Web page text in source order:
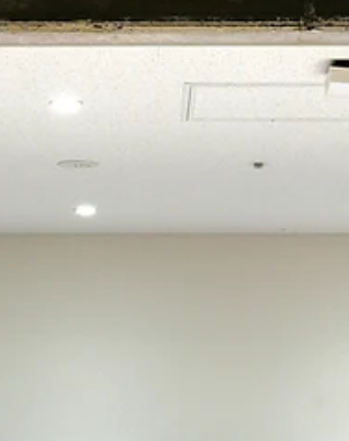
つくばの未来を次代へつなぐ。つくばまちなかデ
ザイン新体制スタートのご案内 つくばまちなかデ
ザイン株式会社（本社：茨城県つくば市）は、
2026年6月30日付をもちまして、代表取締役が交
代し、新たな体制へと移行いたしましたことをお
くばセンタービル内における共創空間「co-en（
ター地区を中心に、まちの賑わい創出やパブリッ
クスペースの活用、社会実験のサポートなどに奔